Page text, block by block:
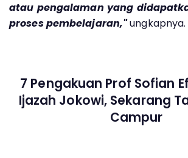
atau pengalaman yang
proses pembelajaran,"ungkapnya.
7 Pengakuan Prof Sofian
Ijazah Jokowi, Sekarang
Campur